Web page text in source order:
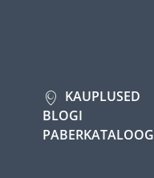
KAUPLUSED
BLOGI
PABERKATALOOG